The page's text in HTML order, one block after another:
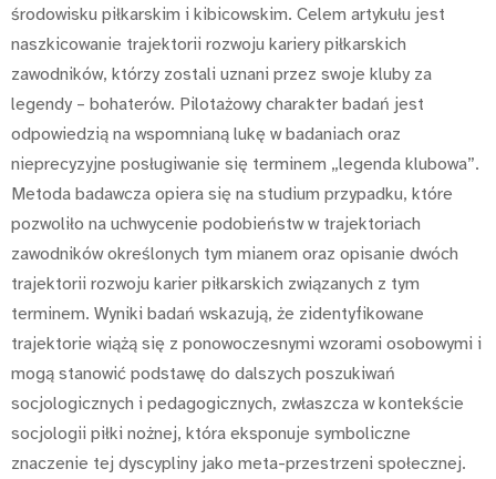
środowisku piłkarskim i kibicowskim. Celem artykułu jest
naszkicowanie trajektorii rozwoju kariery piłkarskich
zawodników, którzy zostali uznani przez swoje kluby za
legendy – bohaterów. Pilotażowy charakter badań jest
odpowiedzią na wspomnianą lukę w badaniach oraz
nieprecyzyjne posługiwanie się terminem „legenda klubowa”.
Metoda badawcza opiera się na studium przypadku, które
pozwoliło na uchwycenie podobieństw w trajektoriach
zawodników określonych tym mianem oraz opisanie dwóch
trajektorii rozwoju karier piłkarskich związanych z tym
terminem. Wyniki badań wskazują, że zidentyfikowane
trajektorie wiążą się z ponowoczesnymi wzorami osobowymi i
mogą stanowić podstawę do dalszych poszukiwań
socjologicznych i pedagogicznych, zwłaszcza w kontekście
socjologii piłki nożnej, która eksponuje symboliczne
znaczenie tej dyscypliny jako meta-przestrzeni społecznej.